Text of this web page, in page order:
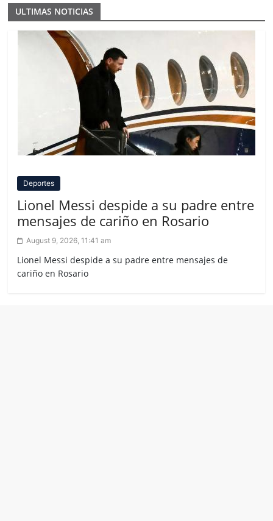
ULTIMAS NOTICIAS
Deportes
Lionel Messi despide a su padre entre
mensajes de cariño en Rosario
August 9, 2026, 11:41 am
Lionel Messi despide a su padre entre mensajes de
cariño en Rosario